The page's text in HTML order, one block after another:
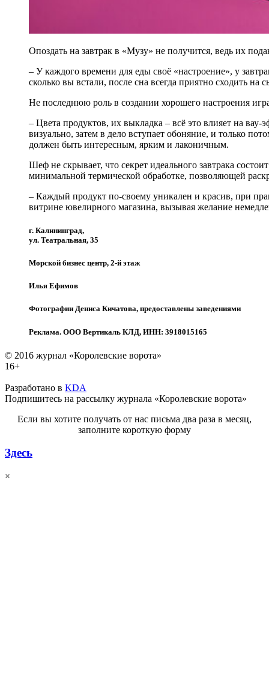
Опоздать на завтрак в «Музу» не получится, ведь их
– У каждого времени для еды своё «настроение», у
сколько вы встали, после сна всегда приятно сходить
Не последнюю роль в создании хорошего настроения
– Цвета продуктов, их выкладка – всё это влияет на
визуально, затем в дело вступает обоняние, и только
должен быть интересным, ярким и лаконичным.
Шеф не скрывает, что секрет идеального завтрака
минимальной термической обработке, позволяющей
– Каждый продукт по-своему уникален и красив, при
витрине ювелирного магазина, вызывая желание
г. Калининград,
ул. Театральная, 35
Морской бизнес центр, 2-й этаж
Илья Ефимов
Фотографии Дениса Кичатова, предоставлены заведениями
Реклама. ООО Вертикаль КЛД, ИНН: 3918015165
© 2016 журнал «Королевские ворота»
16+
Разработано в KDA
Подпишитесь на рассылку журнала «Королевские ворота»
Если вы хотите получать от нас письма два раза в месяц,
заполните короткую форму
Здесь
×